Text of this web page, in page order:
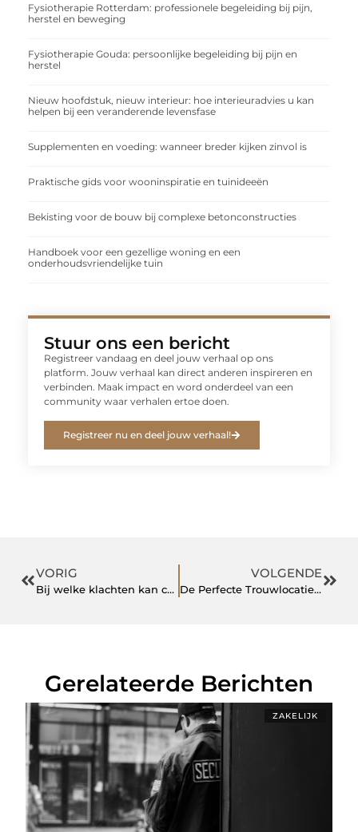
Fysiotherapie Rotterdam: professionele begeleiding bij pijn,
herstel en beweging
Fysiotherapie Gouda: persoonlijke begeleiding bij pijn en
herstel
Nieuw hoofdstuk, nieuw interieur: hoe interieuradvies u kan
helpen bij een veranderende levensfase
Supplementen en voeding: wanneer breder kijken zinvol is
Praktische gids voor wooninspiratie en tuinideeën
Bekisting voor de bouw bij complexe betonconstructies
Handboek voor een gezellige woning en een
onderhoudsvriendelijke tuin
Stuur ons een bericht
Registreer vandaag en deel jouw verhaal op ons
platform. Jouw verhaal kan direct anderen inspireren en
verbinden. Maak impact en word onderdeel van een
community waar verhalen ertoe doen.
Registreer nu en deel jouw verhaal!
VORIG
Bij welke klachten kan chiropractie helpen?
VOLGENDE
De Perfecte Trouwlocatie in Apeldoorn: Waar Moet Je Op Letten?
Gerelateerde Berichten
ZAKELIJK